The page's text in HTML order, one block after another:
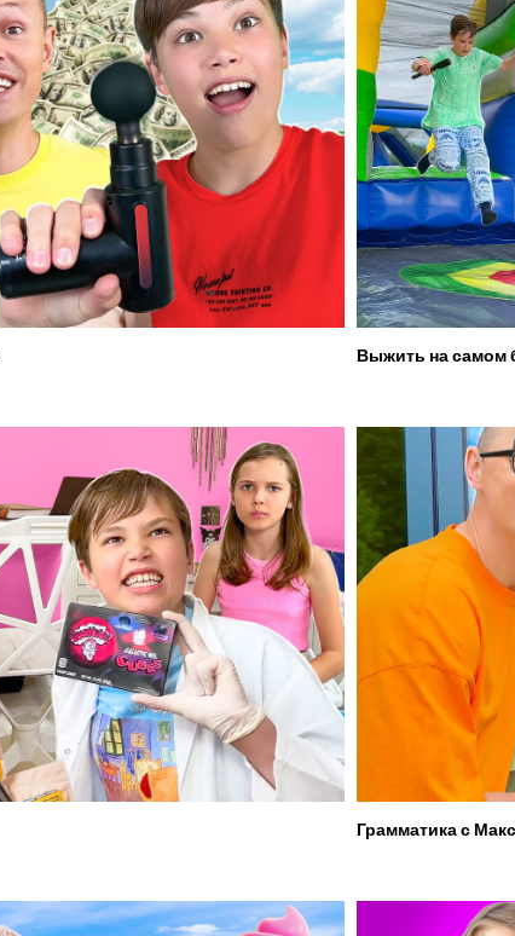
Выжить на самом
Грамматика с